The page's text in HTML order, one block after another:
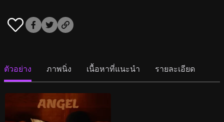
ตัวอย่าง ภาพนิ่ง เนื้อหาที่แนะนำ รายละเอียด